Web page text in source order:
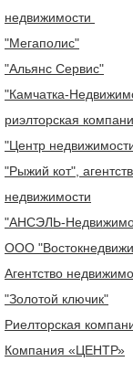
недвижимости
"Мегаполис"
"Альянс Сервис"
"Камчатка-
риэлторская
"Центр
"Рыжий кот",
недвижимости
"АНСЭЛЬ-
ООО
Агентство
"Золотой ключик"
Риелторская
Компания «ЦЕНТР»